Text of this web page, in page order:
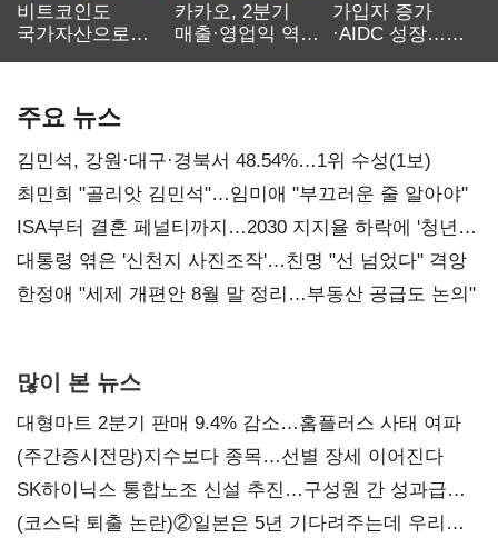
비트코인도
국가자산으로…'
카카오, 2분기
매출·영업익 역대
가입자 증가
·AIDC 성장…
주요 뉴스
김민석, 강원·대구·경북서 48.54%…1위 수성(1보)
최민희 "골리앗 김민석"…임미애 "부끄러운 줄 알아야"
ISA부터 결혼 페널티까지…2030 지지율 하락에 '청년
챙기기'
대통령 엮은 '신천지 사진조작'…친명 "선 넘었다" 격앙
한정애 "세제 개편안 8월 말 정리…부동산 공급도 논의"
많이 본 뉴스
대형마트 2분기 판매 9.4% 감소…홈플러스 사태 여파
(주간증시전망)지수보다 종목…선별 장세 이어진다
SK하이닉스 통합노조 신설 추진…구성원 간 성과급
불만 확산
(코스닥 퇴출 논란)②일본은 5년 기다려주는데 우리는